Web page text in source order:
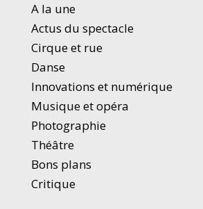
A la une
Actus du spectacle
Cirque et rue
Danse
Innovations et numérique
Musique et opéra
Photographie
Théâtre
Bons plans
Critique